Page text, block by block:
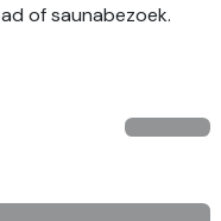
of saunabezoek.